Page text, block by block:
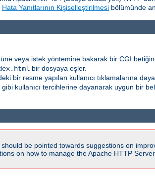
Hata Yanıtlarının Kişiselleştirilmesi bölümünde
veya istek yöntemine bakarak bir CGI
bir dosyaya eşler.
bir resme yapılan kullanıcı tıklamalarına
gibi kullanıcı tercihlerine dayanarak uygun bir
be pointed towards suggestions on
on how to manage the Apache HTTP